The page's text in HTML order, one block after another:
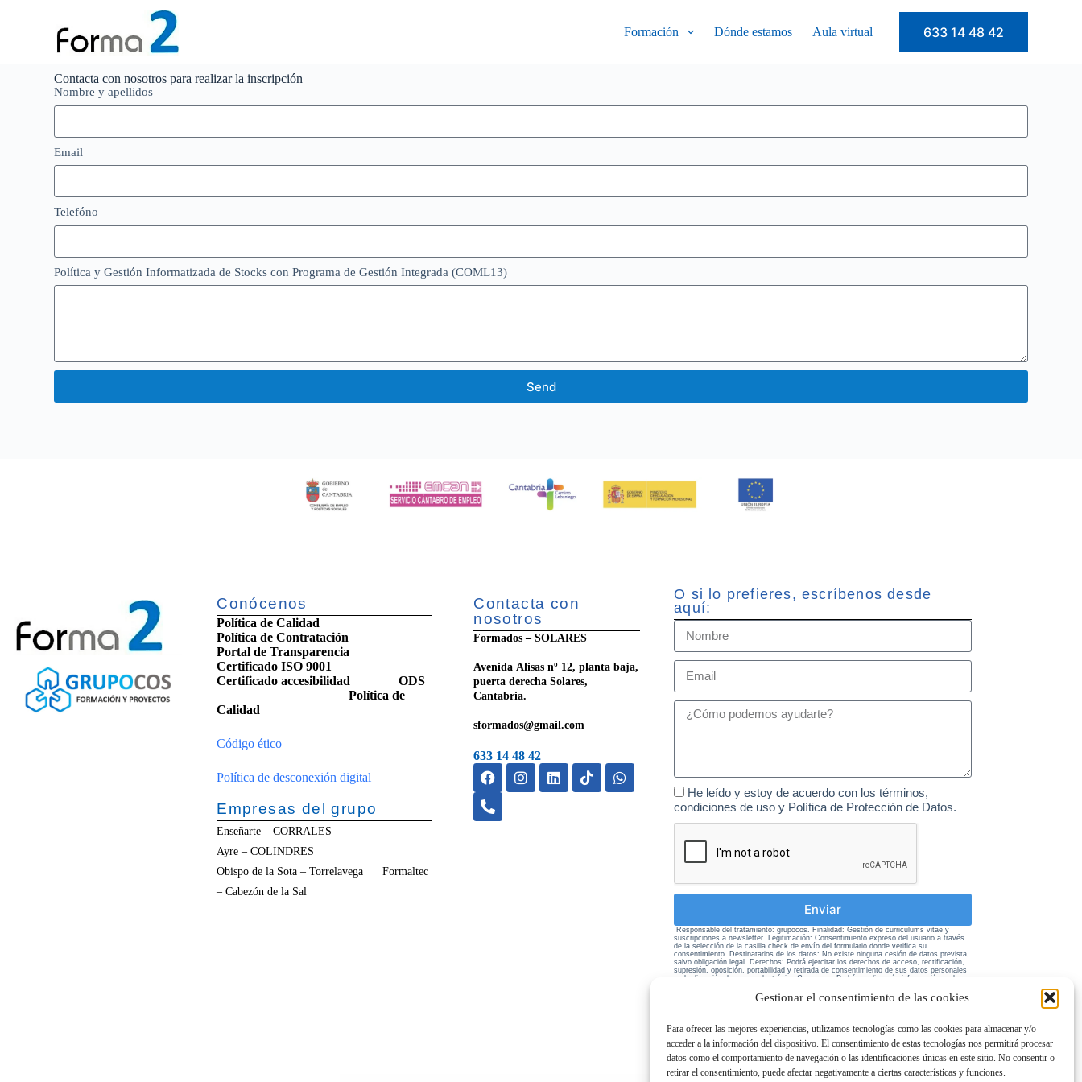
Gestionar el consentimiento de las cookies
Para ofrecer las mejores experiencias, utilizamos tecnologías como las cookies para almacenar y/o
acceder a la información del dispositivo. El consentimiento de estas tecnologías nos permitirá procesar
datos como el comportamiento de navegación o las identificaciones únicas en este sitio. No consentir o
retirar el consentimiento, puede afectar negativamente a ciertas características y funciones.
Formación Dónde estamos Aula virtual 633 14 48 42
Contacta con nosotros para realizar la inscripción
Nombre y apellidos
Email
Telefóno
Política y Gestión Informatizada de Stocks con Programa de Gestión Integrada (COML13)
Send
Conócenos
Política de Calidad
Política de Contratación
Portal de Transparencia
Certificado ISO 9001
Certificado accesibilidadODS
Política de
Calidad
Código ético
Política de desconexión digital
Empresas del grupo
Enseñarte – CORRALES
Ayre – COLINDRES
Obispo de la Sota – Torrelavega Formaltec
– Cabezón de la Sal
Contacta con
nosotros
Formados – SOLARES
Avenida Alisas nº 12, planta baja,
puerta derecha Solares,
Cantabria.
sformados@gmail.com
633 14 48 42
O si lo prefieres, escríbenos desde
aquí:
He leído y estoy de acuerdo con los términos,
condiciones de uso y Política de Protección de Datos.
Enviar
Responsable del tratamiento: grupocos. Finalidad: Gestión de curriculums vitae y
suscripciones a newsletter. Legitimación: Consentimiento expreso del usuario a través
de la selección de la casilla check de envío del formulario donde verifica su
consentimiento. Destinatarios de los datos: No existe ninguna cesión de datos prevista,
salvo obligación legal. Derechos: Podrá ejercitar los derechos de acceso, rectificación,
supresión, oposición, portabilidad y retirada de consentimiento de sus datos personales
en la dirección de correo electrónico Grupo cos. Podrá ampliar más información en la